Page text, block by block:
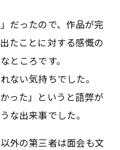
だったので、作品が完
たことに対する感慨の
ところです。
ない気持ちでした。
った」というと語弊が
な出来事でした。
外の第三者は面会も文